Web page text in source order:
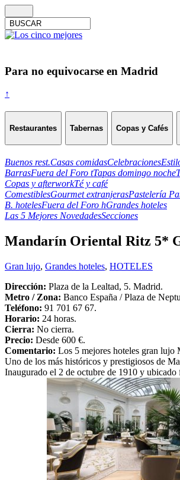
Para no equivocarse en Madrid
↑
Restaurantes Tabernas Copas y Cafés
Buenos rest.Casas comidasCelebraciones
BarrasFuera del Foro tTapas domingo noche
Copas y afterworkTé y café
ComestiblesGourmet extranjerasPastelería
B. hotelesFuera del Foro hGrandes hoteles
Las 5 Mejores NovedadesSecciones
Mandarín Oriental Ritz 5*
Gran lujo, Grandes hoteles, HOTELES
Dirección: Plaza de la Lealtad, 5. Madrid.
Metro / Zona: Banco España / Plaza de
Teléfono: 91 701 67 67.
Horario: 24 horas.
Cierra: No cierra.
Precio: Desde 600 €.
Comentario: Los 5 mejores hoteles gran lujo
Uno de los más históricos y prestigiosos de
Inaugurado el 2 de octubre de 1910 y ubicado